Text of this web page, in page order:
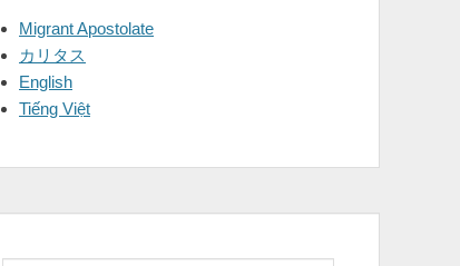
Migrant Apostolate
カリタス
English
Tiếng Việt